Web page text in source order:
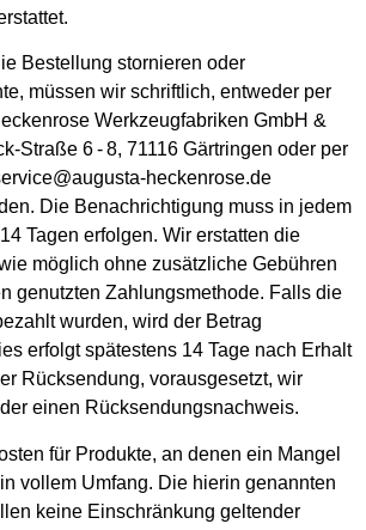
Bestellung stornieren oder
müssen wir schriftlich, entweder per
Werkzeugfabriken GmbH &
6 ‑ 8, 71116 Gärtringen oder per
heckenrose.de
Die Benachrichtigung muss in jedem
Tagen erfolgen. Wir erstatten die
möglich ohne zusätzliche Gebühren
genutzten Zahlungsmethode. Falls die
wurden, wird der Betrag
erfolgt spätestens 14 Tage nach Erhalt
Rücksendung, vorausgesetzt, wir
einen Rücksendungsnachweis.
für Produkte, an denen ein Mangel
vollem Umfang. Die hierin genannten
keine Einschränkung geltender